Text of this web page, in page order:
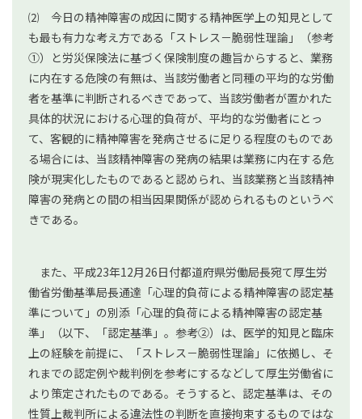
⑵ 今日の精神障害の成因に関する精神医学上の知見として
も最も有力な考え方である「ストレス－脆弱性理論」（参考
①）と労災保険法に基づく保険制度の趣旨からすると、業務
に内在する危険の有無は、当該労働者と同種の平均的な労働
者を基準に判断されるべきであって、当該労働者が置かれた
具体的状況における心理的負荷が、平均的な労働者にとっ
て、客観的に精神障害を発病させるに足りる程度のものであ
る場合には、当該精神障害の発病の結果は業務に内在する危
険が現実化したものであると認められ、当該業務と当該精神
障害の発病との間の相当因果関係が認められるものというべ
きである。
また、平成23年12月26日付都道府県労働局長宛て厚生労
働省労働基準局長通達「心理的負荷による精神障害の認定基
準について」の別添「心理的負荷による精神障害の認定基
準」（以下、「認定基準」。参考②）は、医学的知見と臨床
上の経験を前提に、「ストレス－脆弱性理論」に依拠し、そ
れまでの認定例や裁判例を参考にするなどして厚生労働省に
より策定されたものである。そうすると、認定基準は、その
性質上裁判所による違法性の判断を直接拘束するものではな